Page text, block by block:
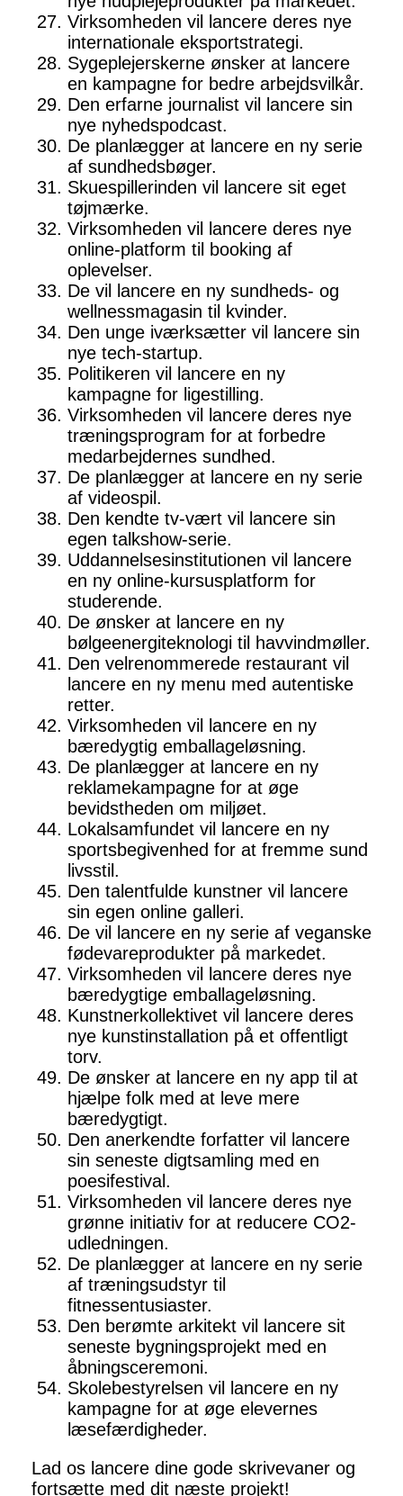
Virksomheden vil lancere deres nye
internationale eksportstrategi.
Sygeplejerskerne ønsker at lancere
en kampagne for bedre arbejdsvilkår.
Den erfarne journalist vil lancere sin
nye nyhedspodcast.
De planlægger at lancere en ny serie
af sundhedsbøger.
Skuespillerinden vil lancere sit eget
tøjmærke.
Virksomheden vil lancere deres nye
online-platform til booking af
oplevelser.
De vil lancere en ny sundheds- og
wellnessmagasin til kvinder.
Den unge iværksætter vil lancere sin
nye tech-startup.
Politikeren vil lancere en ny
kampagne for ligestilling.
Virksomheden vil lancere deres nye
træningsprogram for at forbedre
medarbejdernes sundhed.
De planlægger at lancere en ny serie
af videospil.
Den kendte tv-vært vil lancere sin
egen talkshow-serie.
Uddannelsesinstitutionen vil lancere
en ny online-kursusplatform for
studerende.
De ønsker at lancere en ny
bølgeenergiteknologi til havvindmøller.
Den velrenommerede restaurant vil
lancere en ny menu med autentiske
retter.
Virksomheden vil lancere en ny
bæredygtig emballageløsning.
De planlægger at lancere en ny
reklamekampagne for at øge
bevidstheden om miljøet.
Lokalsamfundet vil lancere en ny
sportsbegivenhed for at fremme sund
livsstil.
Den talentfulde kunstner vil lancere
sin egen online galleri.
De vil lancere en ny serie af veganske
fødevareprodukter på markedet.
Virksomheden vil lancere deres nye
bæredygtige emballageløsning.
Kunstnerkollektivet vil lancere deres
nye kunstinstallation på et offentligt
torv.
De ønsker at lancere en ny app til at
hjælpe folk med at leve mere
bæredygtigt.
Den anerkendte forfatter vil lancere
sin seneste digtsamling med en
poesifestival.
Virksomheden vil lancere deres nye
grønne initiativ for at reducere CO2-
udledningen.
De planlægger at lancere en ny serie
af træningsudstyr til
fitnessentusiaster.
Den berømte arkitekt vil lancere sit
seneste bygningsprojekt med en
åbningsceremoni.
Skolebestyrelsen vil lancere en ny
kampagne for at øge elevernes
læsefærdigheder.
Lad os lancere dine gode skrivevaner og
fortsætte med dit næste projekt!